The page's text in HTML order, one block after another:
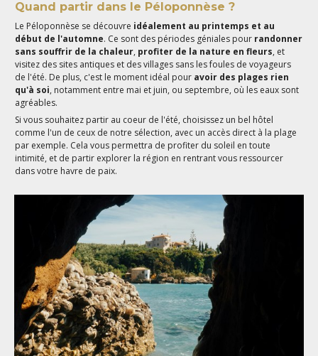
Quand partir dans le Péloponnèse ?
Le Péloponnèse se découvre idéalement au printemps et au
début de l'automne. Ce sont des périodes géniales pour randonner
sans souffrir de la chaleur, profiter de la nature en fleurs, et
visitez des sites antiques et des villages sans les foules de voyageurs
de l'été. De plus, c'est le moment idéal pour avoir des plages rien
qu'à soi, notamment entre mai et juin, ou septembre, où les eaux sont
agréables.
Si vous souhaitez partir au coeur de l'été, choisissez un bel hôtel
comme l'un de ceux de notre sélection, avec un accès direct à la plage
par exemple. Cela vous permettra de profiter du soleil en toute
intimité, et de partir explorer la région en rentrant vous ressourcer
dans votre havre de paix.